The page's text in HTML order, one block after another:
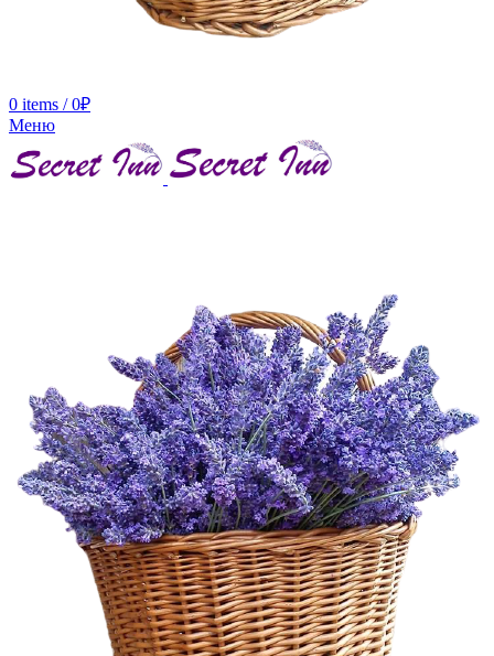
0 items / 0₽
Меню